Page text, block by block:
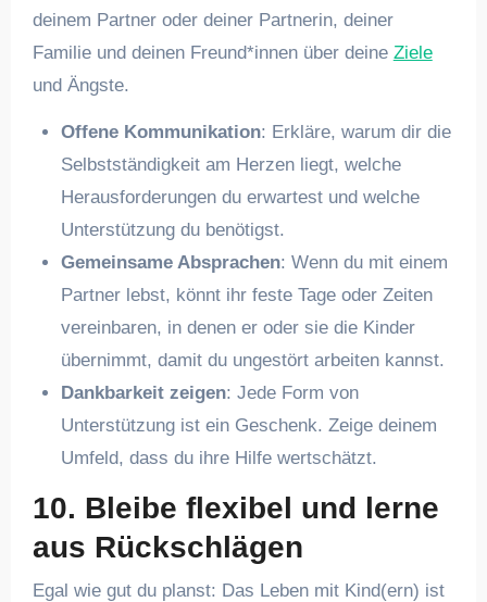
deinem Partner oder deiner Partnerin, deiner
Familie und deinen Freund*innen über deine Ziele
und Ängste.
Offene Kommunikation: Erkläre, warum dir die
Selbstständigkeit am Herzen liegt, welche
Herausforderungen du erwartest und welche
Unterstützung du benötigst.
Gemeinsame Absprachen: Wenn du mit einem
Partner lebst, könnt ihr feste Tage oder Zeiten
vereinbaren, in denen er oder sie die Kinder
übernimmt, damit du ungestört arbeiten kannst.
Dankbarkeit zeigen: Jede Form von
Unterstützung ist ein Geschenk. Zeige deinem
Umfeld, dass du ihre Hilfe wertschätzt.
10. Bleibe flexibel und lerne
aus Rückschlägen
Egal wie gut du planst: Das Leben mit Kind(ern) ist